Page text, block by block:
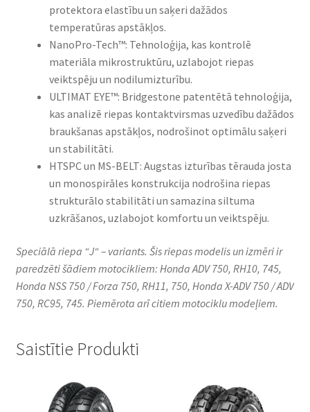
protektora elastību un saķeri dažādos
temperatūras apstākļos.​
NanoPro-Tech™: Tehnoloģija, kas kontrolē
materiāla mikrostruktūru, uzlabojot riepas
veiktspēju un nodilumizturību.​
ULTIMAT EYE™: Bridgestone patentētā tehnoloģija,
kas analizē riepas kontaktvirsmas uzvedību dažādos
braukšanas apstākļos, nodrošinot optimālu saķeri
un stabilitāti.​
HTSPC un MS-BELT: Augstas izturības tērauda josta
un monospirāles konstrukcija nodrošina riepas
strukturālo stabilitāti un samazina siltuma
uzkrāšanos, uzlabojot komfortu un veiktspēju.​
Speciālā riepa “J“ – variants. Šis riepas modelis un izmēri ir
paredzēti šādiem motocikliem: Honda ADV 750, RH10, 745,
Honda NSS 750 / Forza 750, RH11, 750, Honda X-ADV 750 / ADV
750, RC95, 745. Piemērota arī citiem motociklu modeļiem.
Saistītie Produkti